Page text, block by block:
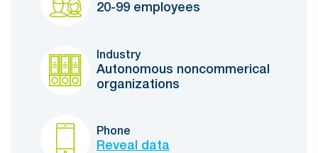
20-99 employees
Industry
Autonomous noncommerical
organizations
Phone
Reveal data